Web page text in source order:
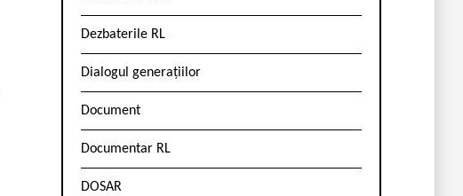
Dezbaterile RL
Dialogul generațiilor
Document
Documentar RL
DOSAR